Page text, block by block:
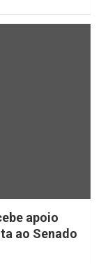
apoio
ao Senado